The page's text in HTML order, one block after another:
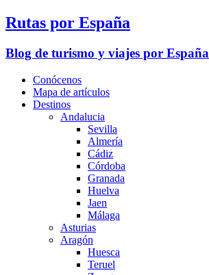
Rutas por España
Blog de turismo y viajes por España
Conócenos
Mapa de artículos
Destinos
Andalucia
Sevilla
Almería
Cádiz
Córdoba
Granada
Huelva
Jaen
Málaga
Asturias
Aragón
Huesca
Teruel